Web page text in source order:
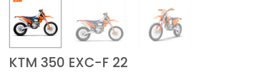
KTM 350 EXC-F 22